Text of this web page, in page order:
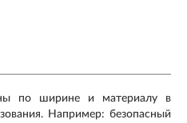
по ширине и материалу в
Например: безопасный